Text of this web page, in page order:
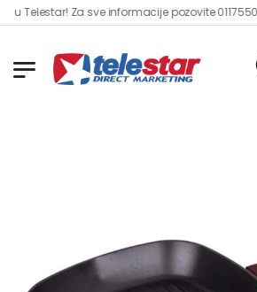
Za sve informacije pozovite 0117550500